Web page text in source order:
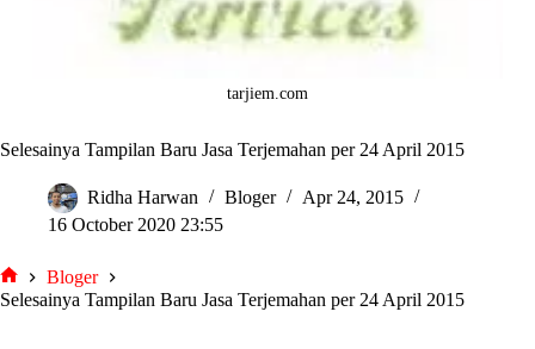
tarjiem.com
Selesainya Tampilan Baru Jasa Terjemahan per 24 April 2015
Ridha Harwan Bloger
Apr 24, 2015
16 October 2020 23:55
tarjiem
Bloger
Selesainya Tampilan Baru Jasa Terjemahan per 24 April 2015